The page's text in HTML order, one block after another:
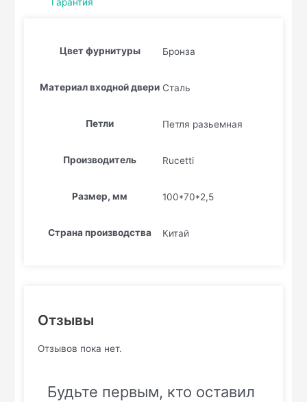
Цвет фурнитуры Бронза
Материал входной двери Сталь
Петли Петля разьемная
Производитель Rucetti
Размер, мм 100*70*2,5
Страна производства Китай
Отзывы
Отзывов пока нет.
Будьте первым, кто оставил